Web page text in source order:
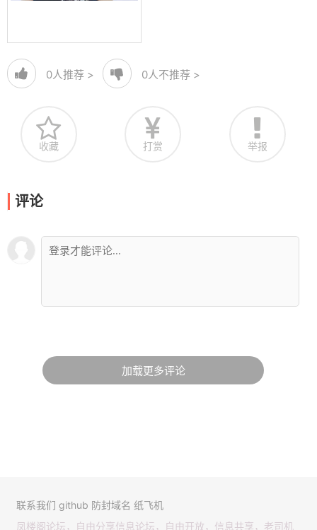
0人推荐 > 0人不推荐 >
收藏 打赏 举报
评论
加载更多评论
联系我们 github 防封域名 纸飞机
凤楼阁论坛，自由分享信息论坛，自由开放，信息共享，老司机